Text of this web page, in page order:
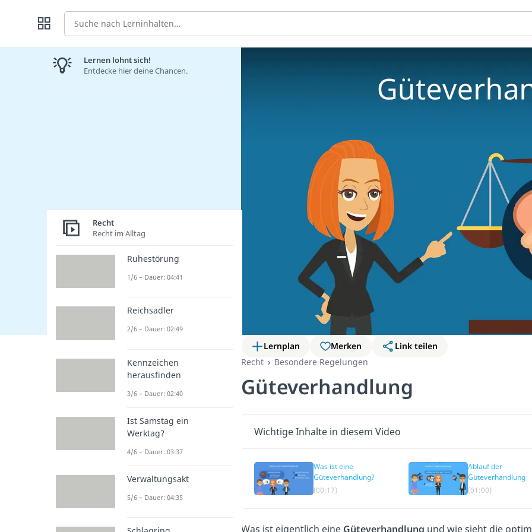
Suche
Lernplan Merken
Link teilen
Recht
Besondere Regelungen
Güteverhandlung
Wichtige Inhalte in diesem Video
Was ist eine
Güteverhandlung?
(00:17)
Ablauf der
Güteverhandlung
(01:00)
Was ist eigentlich eine Güteverhandlung und wie sieht die
Lernen lohnt sich!
Entdecke hier deine Chancen.
Recht
Recht im Alltag
Ruhestörung
1/6 – Dauer: 04:41
Reichsadler
2/6 – Dauer: 02:49
Kennzeichen
herausfinden
3/6 – Dauer: 02:40
Ist Samstag ein
Werktag?
4/6 – Dauer: 03:37
Verwaltungsakt
5/6 – Dauer: 04:35